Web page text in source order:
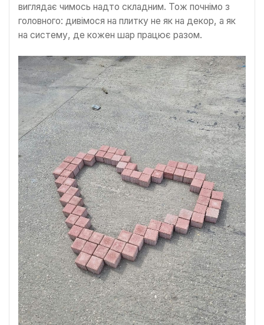
виглядає чимось надто складним. Тож почнімо з
головного: дивімося на плитку не як на декор, а як
на систему, де кожен шар працює разом.